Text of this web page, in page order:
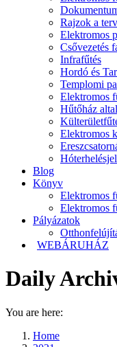
Rajzok a
Elektromos
Csővezetés
Infrafűtés
Hordó és
Templomi
Elektromos
Hűtőház
Elektromos
Blog
Könyv
Elektromos
Elektromos
Pályázatok
WEBÁRUHÁZ
Daily
You are here:
Home